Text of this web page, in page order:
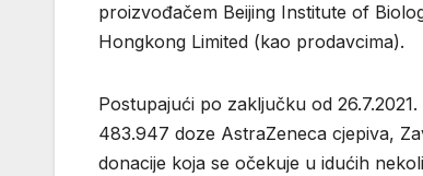
proizvođačem Beijing Institute of
Hongkong Limited (kao prodavcima).
Postupajući po zaključku od
483.947 doze AstraZeneca cjepiva,
donacije koja se očekuje u idućih